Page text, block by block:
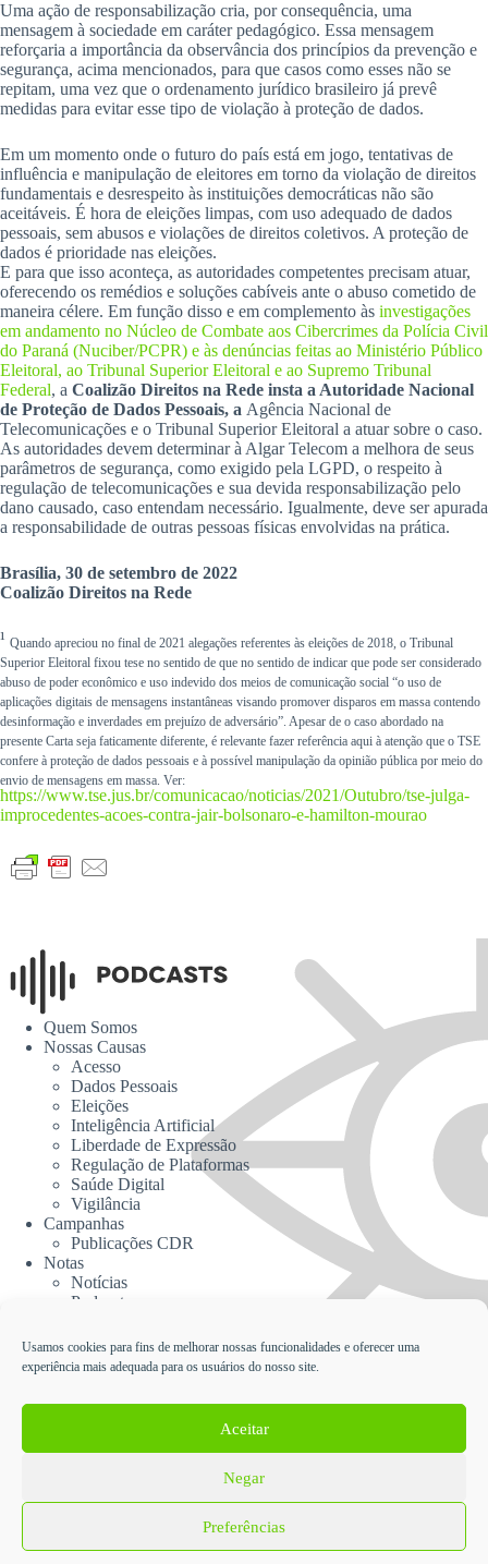
Usamos cookies para fins de melhorar nossas funcionalidades e oferecer uma
experiência mais adequada para os usuários do nosso site.
Aceitar
Negar
Preferências
Uma ação de responsabilização cria, por consequência, uma
mensagem à sociedade em caráter pedagógico. Essa mensagem
reforçaria a importância da observância dos princípios da prevenção e
segurança, acima mencionados, para que casos como esses não se
repitam, uma vez que o ordenamento jurídico brasileiro já prevê
medidas para evitar esse tipo de violação à proteção de dados.
Em um momento onde o futuro do país está em jogo, tentativas de
influência e manipulação de eleitores em torno da violação de direitos
fundamentais e desrespeito às instituições democráticas não são
aceitáveis. É hora de eleições limpas, com uso adequado de dados
pessoais, sem abusos e violações de direitos coletivos. A proteção de
dados é prioridade nas eleições.
E para que isso aconteça, as autoridades competentes precisam atuar,
oferecendo os remédios e soluções cabíveis ante o abuso cometido de
maneira célere. Em função disso e em complemento às investigações
em andamento no Núcleo de Combate aos Cibercrimes da Polícia Civil
do Paraná (Nuciber/PCPR) e às denúncias feitas ao Ministério Público
Eleitoral, ao Tribunal Superior Eleitoral e ao Supremo Tribunal
Federal, a Coalizão Direitos na Rede insta a Autoridade Nacional
de Proteção de Dados Pessoais, a Agência Nacional de
Telecomunicações e o Tribunal Superior Eleitoral a atuar sobre o caso.
As autoridades devem determinar à Algar Telecom a melhora de seus
parâmetros de segurança, como exigido pela LGPD, o respeito à
regulação de telecomunicações e sua devida responsabilização pelo
dano causado, caso entendam necessário. Igualmente, deve ser apurada
a responsabilidade de outras pessoas físicas envolvidas na prática.
Brasília, 30 de setembro de 2022
Coalizão Direitos na Rede
¹ Quando apreciou no final de 2021 alegações referentes às eleições de 2018, o Tribunal
Superior Eleitoral fixou tese no sentido de que no sentido de indicar que pode ser considerado
abuso de poder econômico e uso indevido dos meios de comunicação social “o uso de
aplicações digitais de mensagens instantâneas visando promover disparos em massa contendo
desinformação e inverdades em prejuízo de adversário”. Apesar de o caso abordado na
presente Carta seja faticamente diferente, é relevante fazer referência aqui à atenção que o TSE
confere à proteção de dados pessoais e à possível manipulação da opinião pública por meio do
envio de mensagens em massa. Ver:
https://www.tse.jus.br/comunicacao/noticias/2021/Outubro/tse-julga-
improcedentes-acoes-contra-jair-bolsonaro-e-hamilton-mourao
Quem Somos
Nossas Causas
Acesso
Dados Pessoais
Eleições
Inteligência Artificial
Liberdade de Expressão
Regulação de Plataformas
Saúde Digital
Vigilância
Campanhas
Publicações CDR
Notas
Notícias
Podcasts
Contato
Cadastrar no Informativo da CDR
Política de Proteção de Dados Pessoais e Privacidade da
Coalizão Direitos na Rede